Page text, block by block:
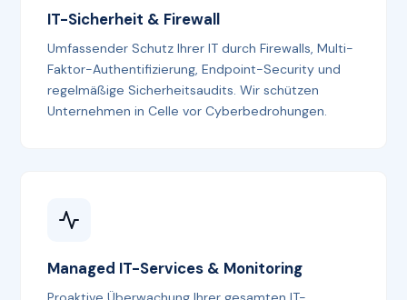
IT-Sicherheit & Firewall
Umfassender Schutz Ihrer IT durch Firewalls, Multi-
Faktor-Authentifizierung, Endpoint-Security und
regelmäßige Sicherheitsaudits. Wir schützen
Unternehmen in Celle vor Cyberbedrohungen.
Managed IT-Services & Monitoring